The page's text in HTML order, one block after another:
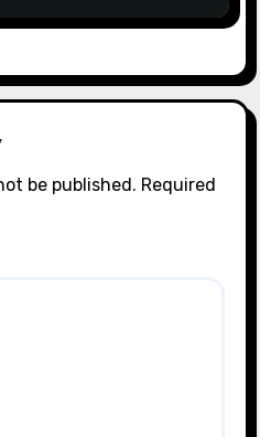
be published. Required